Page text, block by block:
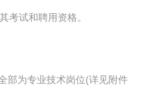
考试和聘用资格。
部为专业技术岗位(详见附件